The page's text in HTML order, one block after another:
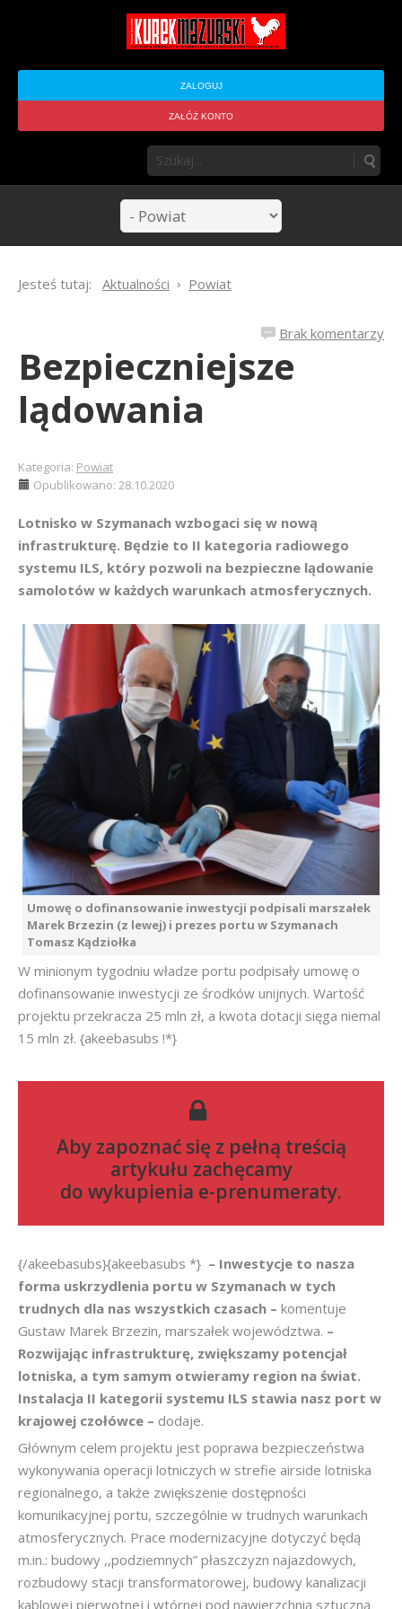
ZALOGUJ
ZAŁÓŻ KONTO
Jesteś tutaj: Aktualności Powiat
Brak komentarzy
Bezpieczniejsze
lądowania
Kategoria: Powiat
Opublikowano: 28.10.2020
Lotnisko w Szymanach wzbogaci się w nową
infrastrukturę. Będzie to II kategoria radiowego
systemu ILS, który pozwoli na bezpieczne lądowanie
samolotów w każdych warunkach atmosferycznych.
Umowę o dofinansowanie inwestycji podpisali marszałek
Marek Brzezin (z lewej) i prezes portu w Szymanach
Tomasz Kądziołka
W minionym tygodniu władze portu podpisały umowę o
dofinansowanie inwestycji ze środków unijnych. Wartość
projektu przekracza 25 mln zł, a kwota dotacji sięga niemal
15 mln zł. {akeebasubs !*}
Aby zapoznać się z pełną treścią
artykułu zachęcamy
do wykupienia e-prenumeraty.
{/akeebasubs}{akeebasubs *} – Inwestycje to nasza
forma uskrzydlenia portu w Szymanach w tych
trudnych dla nas wszystkich czasach – komentuje
Gustaw Marek Brzezin, marszałek województwa. –
Rozwijając infrastrukturę, zwiększamy potencjał
lotniska, a tym samym otwieramy region na świat.
Instalacja II kategorii systemu ILS stawia nasz port w
krajowej czołówce – dodaje.
Głównym celem projektu jest poprawa bezpieczeństwa
wykonywania operacji lotniczych w strefie airside lotniska
regionalnego, a także zwiększenie dostępności
komunikacyjnej portu, szczególnie w trudnych warunkach
atmosferycznych. Prace modernizacyjne dotyczyć będą
m.in.: budowy ,,podziemnych” płaszczyzn najazdowych,
rozbudowy stacji transformatorowej, budowy kanalizacji
kablowej pierwotnej i wtórnej pod nawierzchnią sztuczną